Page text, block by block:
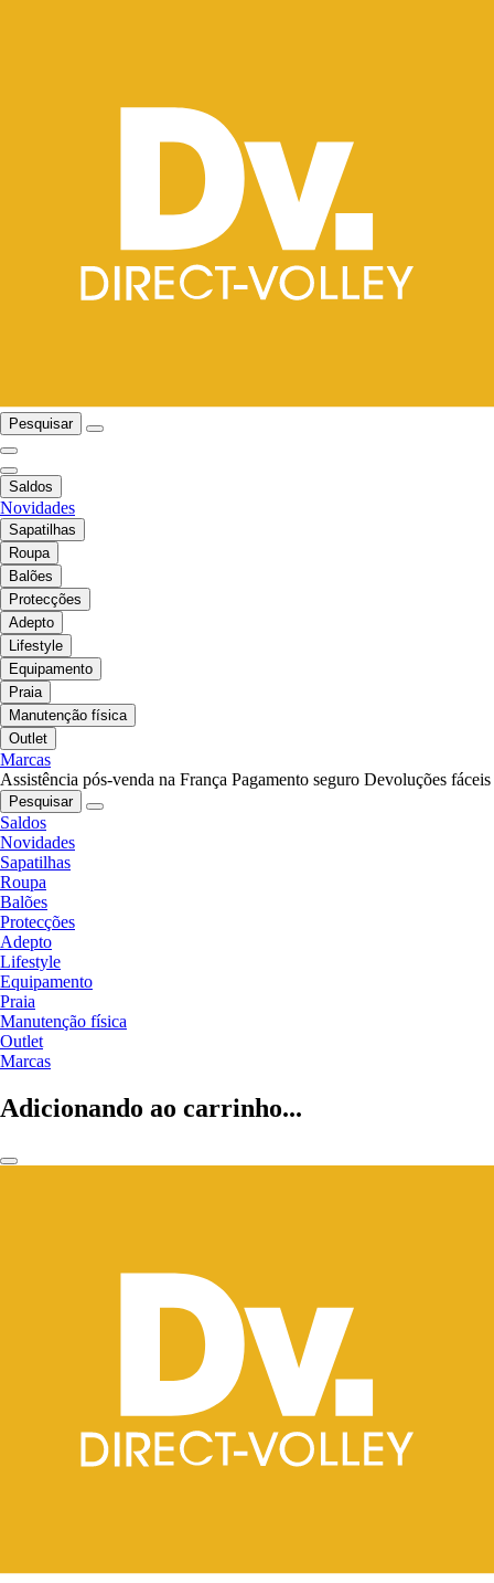
Pesquisar
Saldos
Novidades
Sapatilhas
Roupa
Balões
Protecções
Adepto
Lifestyle
Equipamento
Praia
Manutenção física
Outlet
Marcas
Assistência pós-venda na França Pagamento seguro Devoluções fáceis
Pesquisar
Saldos
Novidades
Sapatilhas
Roupa
Balões
Protecções
Adepto
Lifestyle
Equipamento
Praia
Manutenção física
Outlet
Marcas
Adicionando ao carrinho...